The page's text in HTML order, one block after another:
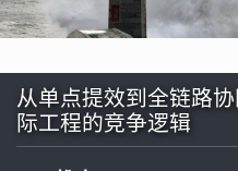
从单点提效到全链路
际工程的竞争逻辑